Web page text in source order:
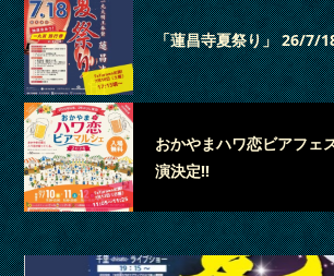
「蓮昌寺夏祭り」 26/
おかやまハワ恋ビアフェ
演決定‼